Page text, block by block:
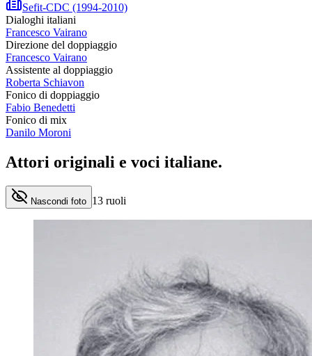
Sefit-CDC (1994-2010)
Dialoghi italiani
Francesco Vairano
Direzione del doppiaggio
Francesco Vairano
Assistente al doppiaggio
Roberta Schiavon
Fonico di doppiaggio
Fabio Benedetti
Fonico di mix
Danilo Moroni
Attori originali e voci italiane.
Nascondi foto 13 ruoli